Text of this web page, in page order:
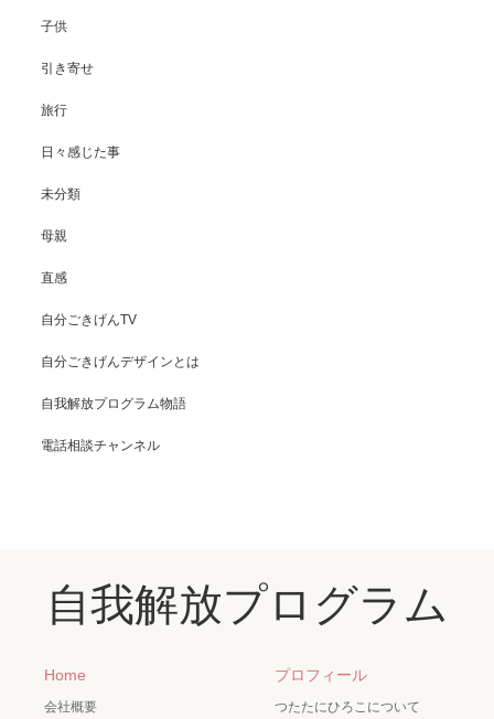
子供
引き寄せ
旅行
日々感じた事
未分類
母親
直感
自分ごきげんTV
自分ごきげんデザインとは
自我解放プログラム物語
電話相談チャンネル
自我解放プログラム
Home
会社概要
プロフィール
つたたにひろこについて